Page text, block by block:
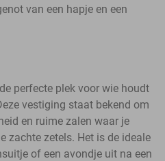
van een hapje en een
perfecte plek voor wie houdt
vestiging staat bekend om
en ruime zalen waar je
zachte zetels. Het is de ideale
of een avondje uit na een